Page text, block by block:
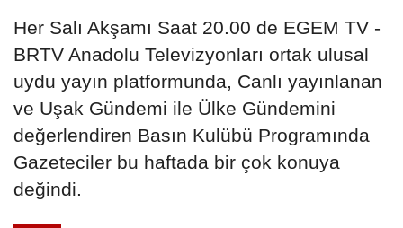
Her Salı Akşamı Saat 20.00 de EGEM TV -
BRTV Anadolu Televizyonları ortak ulusal
uydu yayın platformunda, Canlı yayınlanan
ve Uşak Gündemi ile Ülke Gündemini
değerlendiren Basın Kulübü Programında
Gazeteciler bu haftada bir çok konuya
değindi.